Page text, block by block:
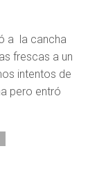
a la cancha
frescas a un
intentos de
pero entró